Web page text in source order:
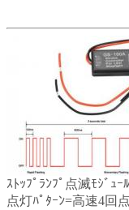
ｽﾄｯﾌﾟﾗﾝﾌﾟ点滅ﾓｼﾞｭ
点灯ﾊﾟﾀｰﾝ=高速4